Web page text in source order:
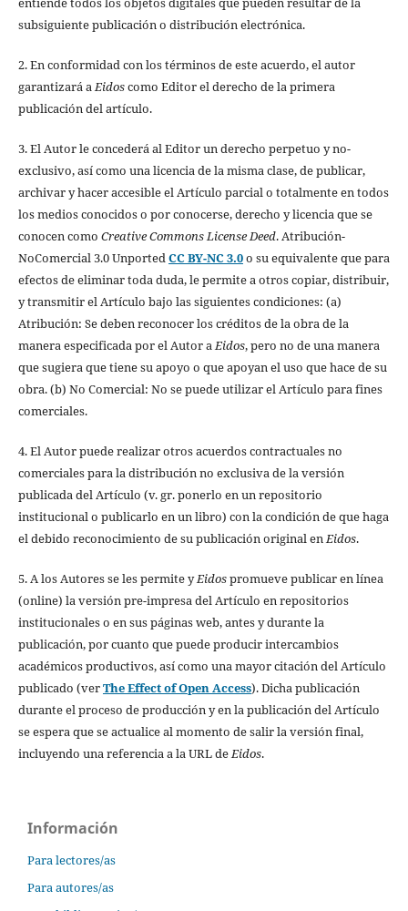
subsiguiente publicación o distribución electrónica.
2. En conformidad con los términos de este acuerdo, el autor
garantizará aEidoscomo Editor el derecho de la primera
publicación del artículo.
3. El Autor le concederá al Editor un derecho perpetuo y no-
exclusivo, así como una licencia de la misma clase, de publicar,
archivar y hacer accesible el Artículo parcial o totalmente en todos
los medios conocidos o por conocerse, derecho y licencia que se
conocen como Creative Commons License Deed. Atribución-
NoComercial 3.0 UnportedCC BY-NC 3.0o su equivalente que para
efectos de eliminar toda duda, le permite a otros copiar, distribuir,
y transmitir el Artículo bajo las siguientes condiciones: (a)
Atribución: Se deben reconocer los créditos de la obra de la
manera especificada por el Autor aEidos, pero no de una manera
que sugiera que tiene su apoyo o que apoyan el uso que hace de su
obra. (b) No Comercial: No se puede utilizar el Artículo para fines
comerciales.
4. El Autor puede realizar otros acuerdos contractuales no
comerciales para la distribución no exclusiva de la versión
publicada del Artículo (v. gr. ponerlo en un repositorio
institucional o publicarlo en un libro) con la condición de que haga
el debido reconocimiento de su publicación original enEidos.
5. A los Autores se les permite yEidospromueve publicar en línea
(online) la versión pre-impresa del Artículo en repositorios
institucionales o en sus páginas web, antes y durante la
publicación, por cuanto que puede producir intercambios
académicos productivos, así como una mayor citación del Artículo
publicado (verThe Effect of Open Access). Dicha publicación
durante el proceso de producción y en la publicación del Artículo
se espera que se actualice al momento de salir la versión final,
incluyendo una referencia a la URL deEidos.
Información
Para lectores/as
Para autores/as